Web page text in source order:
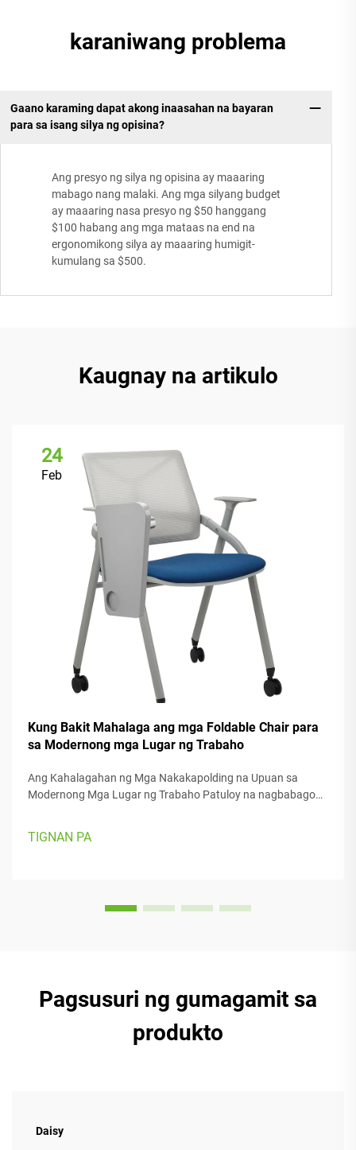
karaniwang problema
Gaano karaming dapat akong inaasahan na bayaran
para sa isang silya ng opisina?
Ang presyo ng silya ng opisina ay maaaring
mabago nang malaki. Ang mga silyang budget
ay maaaring nasa presyo ng $50 hanggang
$100 habang ang mga mataas na end na
ergonomikong silya ay maaaring humigit-
kumulang sa $500.
Kaugnay na artikulo
24
Feb
Kung Bakit Mahalaga ang mga Foldable Chair para
sa Modernong mga Lugar ng Trabaho
Ang Kahalagahan ng Mga Nakakapolding na Upuan sa
Modernong Mga Lugar ng Trabaho Patuloy na nagbabago
na upuan ay nagpapadali sa paglipat-lipat ng mga bagay
TIGNAN PA
Pagsusuri ng gumagamit sa
produkto
Daisy